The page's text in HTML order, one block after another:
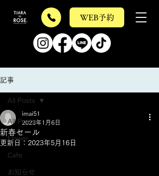
WEB予約
記事
All Posts
Flower
Cafe
お知らせ
All Posts
新春セール
imai51
2023年1月6日
更新日： 2023年5月16日